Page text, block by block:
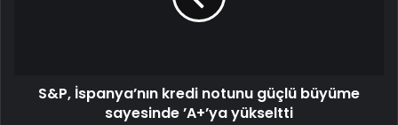
S&P, İspanya’nın kredi notunu güçlü büyüme
sayesinde ’A+’ya yükseltti